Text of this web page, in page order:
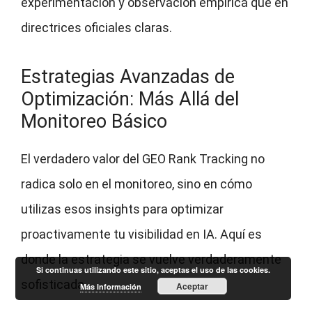
directrices oficiales claras.
Estrategias Avanzadas de
Optimización: Más Allá del
Monitoreo Básico
El verdadero valor del GEO Rank Tracking no
radica solo en el monitoreo, sino en cómo
utilizas esos insights para optimizar
proactivamente tu visibilidad en IA. Aquí es
donde la estrategia se vuelve verdaderamente
sofisticada.
Si continuas utilizando este sitio, aceptas el uso de las cookies.
Más Información
Aceptar